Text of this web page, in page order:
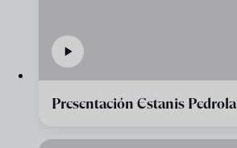
Presentación Estanis Pedrola